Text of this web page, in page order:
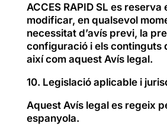
ACCES RAPID SL es reserva
modificar, en qualsevol
necessitat d’avís previ, la
configuració i els continguts
així com aquest Avís legal.
10. Legislació aplicable i
Aquest Avís legal es regeix
espanyola.